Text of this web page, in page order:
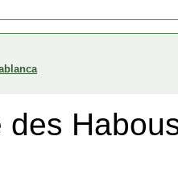
des